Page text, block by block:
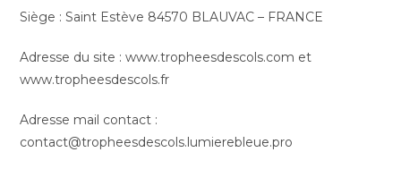
Siège : Saint Estève 84570 BLAUVAC – FRANCE
Adresse du site : www.tropheesdescols.com et
www.tropheesdescols.fr
Adresse mail contact :
contact@tropheesdescols.lumierebleue.pro